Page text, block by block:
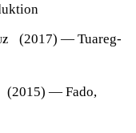
(2017) — Tuareg-
(2015) — Fado,